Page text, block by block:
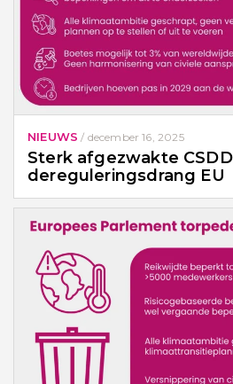
NIEUWS / december 16, 2025
Sterk afgezwakte
dereguleringsdrang EU